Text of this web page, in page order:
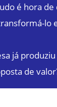
é hora de
lo
já
de